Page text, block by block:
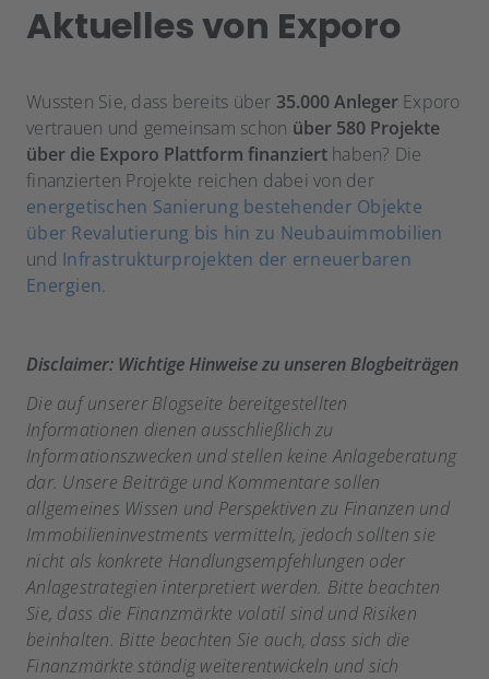
Aktuelles von Exporo
Wussten Sie, dass bereits über 35.000 AnlegerExporo
vertrauen und gemeinsam schon über 580 Projekte
über die Exporo Plattform finanziert haben? Die
finanzierten Projekte reichen dabei von der
energetischen Sanierung bestehender Objekte
über Revalutierung bis hin zu Neubauimmobilien
und Infrastrukturprojekten der erneuerbaren
Energien.
Disclaimer: Wichtige Hinweise zu unseren Blogbeiträgen
Die auf unserer Blogseite bereitgestellten
Informationen dienen ausschließlich zu
Informationszwecken und stellen keine Anlageberatung
dar. Unsere Beiträge und Kommentare sollen
allgemeines Wissen und Perspektiven zu Finanzen und
Immobilieninvestments vermitteln, jedoch sollten sie
nicht als konkrete Handlungsempfehlungen oder
Anlagestrategien interpretiert werden. Bitte beachten
Sie, dass die Finanzmärkte volatil sind und Risiken
beinhalten. Bitte beachten Sie auch, dass sich die
Finanzmärkte ständig weiterentwickeln und sich